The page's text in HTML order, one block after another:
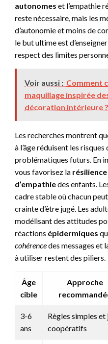
autonomes et l’empathie
reste nécessaire, mais les
d’autonomie et moins de
le but ultime est d’enseigner
respect des limites
Voir aussi : Comment
maquillage inspirée
décoration intérieure ?
Les recherches montrent
à l’âge réduisent les
problématiques futurs. En
vous favorisez la résilience
d’empathiedes enfants.
cadre stable où chacun
crainte d’être jugé. Les
modélisant des attitudes
réactions épidermiques
cohérencedes messages et
à utiliser restent des piliers.
Âge
cible
Approche
3-6
ans
Règles simples et
coopératifs